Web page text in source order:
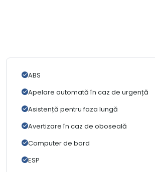
ABS
Apelare automată în caz de urgență
Asistență pentru faza lungă
Avertizare în caz de oboseală
Computer de bord
ESP